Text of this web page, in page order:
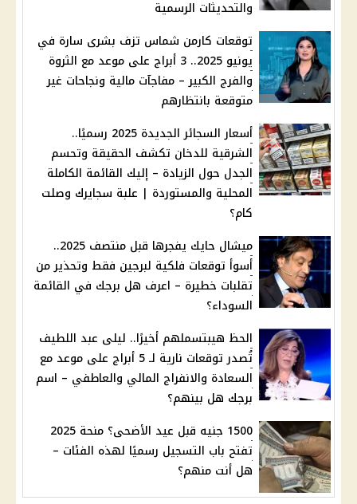
والتحديثات الرسمية
توقعات كارمن شماس تزف بشرى سارة في
يونيو 2025.. 3 أبراج على موعد مع الثروة
والفرج الكبير – مفاجآت مالية ونجاحات غير
متوقعة بانتظارهم
أسعار السجائر الجديدة 2025 رسميًا..
الشرقية للدخان تكشف الحقيقة وتحسم
الجدل حول الزيادة – إليك القائمة الكاملة
المحلية والمستوردة | علبة سجايرك وصلت
كام؟
ميشال حايك يفجرها قبل منتصف 2025..
أسوأ توقعات فلكية لبرجين فقط وتحذير من
تقلبات خطيرة – اعرف هل برجك في القائمة
السوداء؟
الحظ هيبتسملهم أخيرًا.. ليلى عبد اللطيف
تُصدر توقعات نارية لـ 5 أبراج على موعد مع
السعادة والانفراج المالي والعاطفي – اسم
برجك هل بينهم؟
1500 جنيه قبل عيد الأضحى؟ منحة 2025
تفتح باب التسجيل رسميًا لهذه الفئات –
هل أنت منهم؟